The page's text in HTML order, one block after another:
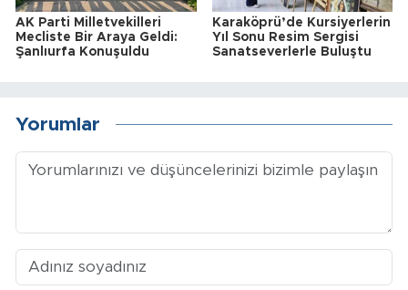
AK Parti Milletvekilleri
Mecliste Bir Araya Geldi:
Şanlıurfa Konuşuldu
Karaköprü’de Kursiyerlerin
Yıl Sonu Resim Sergisi
Sanatseverlerle Buluştu
Yorumlar